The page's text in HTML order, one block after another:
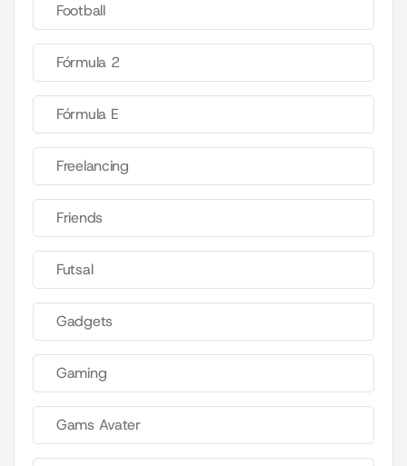
Football
Fórmula 2
Fórmula E
Freelancing
Friends
Futsal
Gadgets
Gaming
Gams Avater